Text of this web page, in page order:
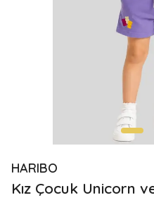
HARIBO
Kız Çocuk Unicorn